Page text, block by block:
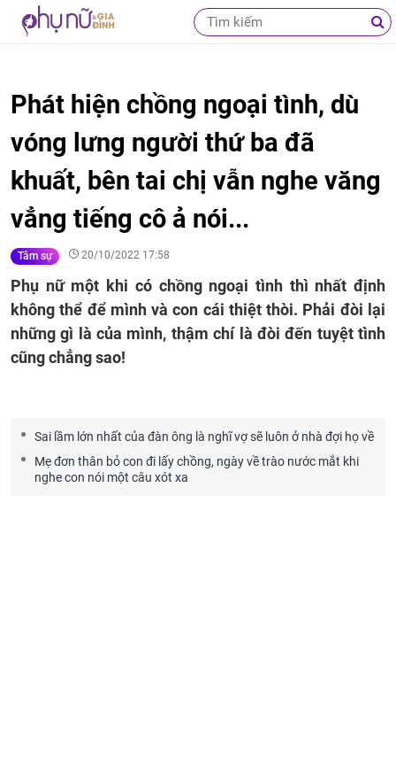
Phát hiện chồng ngoại tình, dù
vóng lưng người thứ ba đã
khuất, bên tai chị vẫn nghe văng
vẳng tiếng cô ả nói...
Tâm sự 20/10/2022 17:58
Phụ nữ một khi có chồng ngoại tình thì nhất định
không thể để mình và con cái thiệt thòi. Phải đòi lại
những gì là của mình, thậm chí là đòi đến tuyệt tình
cũng chẳng sao!
Sai lầm lớn nhất của đàn ông là nghĩ vợ sẽ luôn ở nhà đợi họ về
Mẹ đơn thân bỏ con đi lấy chồng, ngày về trào nước mắt khi
nghe con nói một câu xót xa